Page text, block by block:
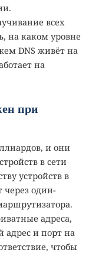
всех
на каком уровне
DNS живёт на
на
при
и они
в сети
устройств в
через один-
адреса,
адрес и порт на
чтобы